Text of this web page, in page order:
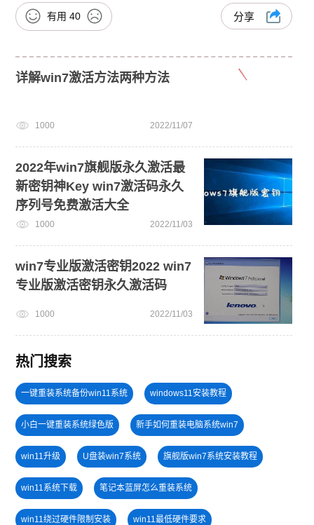
有用 40 分享
详解win7激活方法两种方法
1000 2022/11/07
2022年win7旗舰版永久激活最
新密钥神Key win7激活码永久
序列号免费激活大全
1000 2022/11/03
win7专业版激活密钥2022 win7
专业版激活密钥永久激活码
1000 2022/11/03
热门搜索
一键重装系统备份win11系统 windows11安装教程
小白一键重装系统绿色版 新手如何重装电脑系统win7
win11升级 U盘装win7系统 旗舰版win7系统安装教程
win11系统下载 笔记本蓝屏怎么重装系统
win11绕过硬件限制安装 win11最低硬件要求